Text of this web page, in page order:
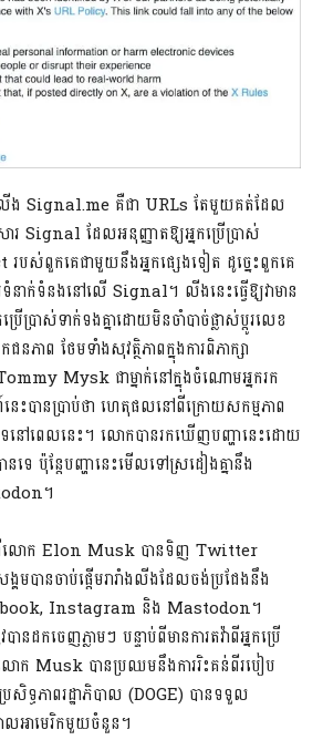
ង Signal.me គឺជា URLs តែមួយគត់ដែល
សារ Signal ដែលអនុញ្ញាតឱ្យអ្នកប្រើប្រាស់
បស់ពួកគេជាមួយនឹងអ្នកផ្សេងទៀត ដូច្នេះពួកគេ
នាក់ទំនងនៅលើ Signal។ លីងនេះធ្វើឱ្យវាមាន
ប្រាស់ទាក់ទងគ្នាដោយមិនចាំបាច់ផ្លាស់ប្តូរលេខ
ជនភាព ថែមទាំងសុវត្ថិភាពក្នុងការពិភាក្សា
Mysk ជាម្នាក់នៅក្នុងចំណោមអ្នករក
េះបានប្រាប់ថា ហេតុផលនៅពីក្រោយសកម្មភាព
នៅពេលនេះ។ លោកបានរកឃើញបញ្ហានេះដោយ
នទេ ប៉ុន្តែបញ្ហានេះមើលទៅស្រដៀងគ្នានឹង
។
ពីលោក Elon Musk បានទិញ Twitter
ង្គមបានចាប់ផ្តើមរារាំងលីងដែលចង់ប្រជែងនឹង
Instagram និង Mastodon។
នដកចេញភ្លាមៗ បន្ទាប់ពីមានការតវ៉ាពីអ្នកប្រើ
ោក Musk បានប្រឈមនឹងការរិះគន់ពីរបៀប
សិទ្ធភាពរដ្ឋាភិបាល (DOGE) បានទទួល
ាលអាមេរិកមួយចំនួន។